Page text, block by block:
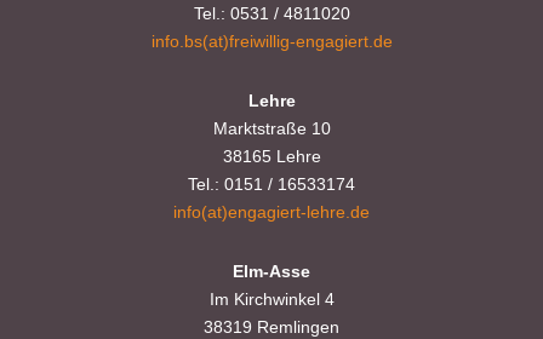
Tel.: 0531 / 4811020
info.bs(at)freiwillig-engagiert.de
Lehre
Marktstraße 10
38165 Lehre
Tel.: 0151 / 16533174
info(at)engagiert-lehre.de
Elm-Asse
Im Kirchwinkel 4
38319 Remlingen